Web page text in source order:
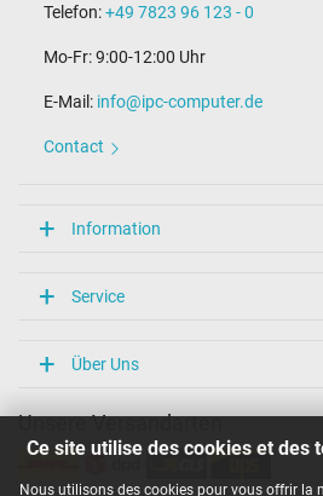
Ce site utilise des cookies et des
Nous utilisons des cookies pour vous offrir la
Telefon:+49 7823 96 123 - 0
Mo-Fr: 9:00-12:00 Uhr
E-Mail: info@ipc-computer.de
Contact
Information
Service
Über Uns
Unsere Versandarten